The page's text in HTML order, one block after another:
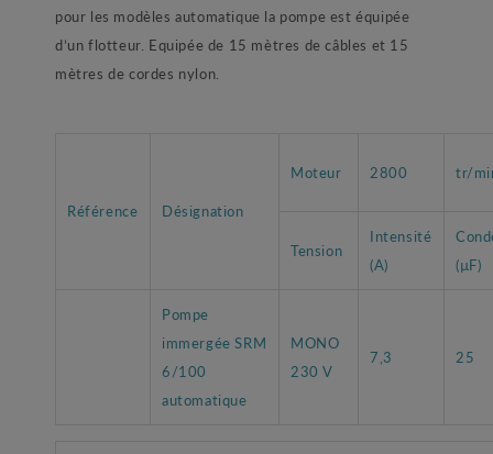
pour les modèles automatique la pompe est équipée
d’un flotteur. Equipée de 15 mètres de câbles et 15
mètres de cordes nylon.
Référence Désignation
Moteur 2800 tr/
Tension
Intensité
(A)
(µF)
Pompe
immergée SRM
6/100
automatique
MONO
230 V
7,3 25